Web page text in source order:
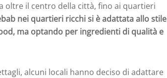
oltre il centro della città, fino ai quartieri
nei quartieri ricchi si è adattata allo stile
ma optando per ingredienti di qualità e
alcuni locali hanno deciso di adattare